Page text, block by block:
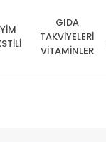
GIDA
TAKVİYELERİ
VİTAMİNLER